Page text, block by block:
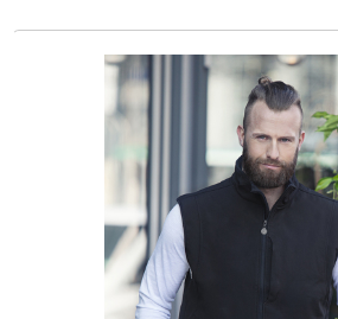
Thermosbekers
Drinkflessen
Opvouwbare drinkfles
Drinkflessen met karabijnhaak
Sportflessen